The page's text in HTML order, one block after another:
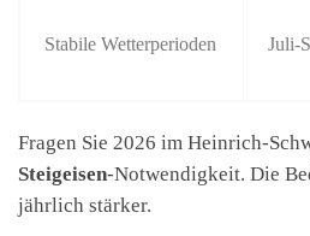
Stabile Wetterperioden Juli-
Fragen Sie 2026 im Heinrich-
Steigeisen-Notwendigkeit. Die
jährlich stärker.